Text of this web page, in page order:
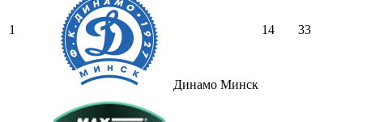
1
Динамо Минск
14 33